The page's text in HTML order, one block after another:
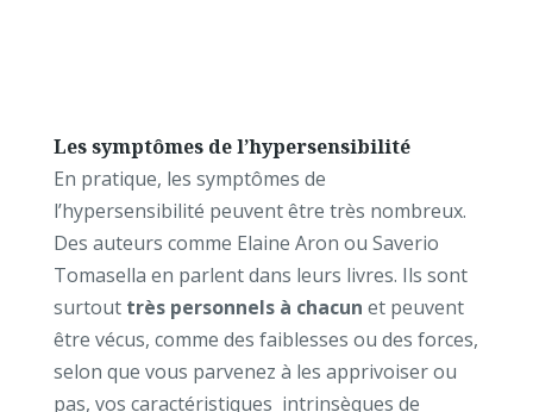
Les symptômes de l’hypersensibilité
En pratique, les symptômes de
l’hypersensibilité peuvent être très nombreux.
Des auteurs comme Elaine Aron ou Saverio
Tomasella en parlent dans leurs livres. Ils sont
surtout très personnels à chacun et peuvent
être vécus, comme des faiblesses ou des forces,
selon que vous parvenez à les apprivoiser ou
pas, vos caractéristiques intrinsèques de